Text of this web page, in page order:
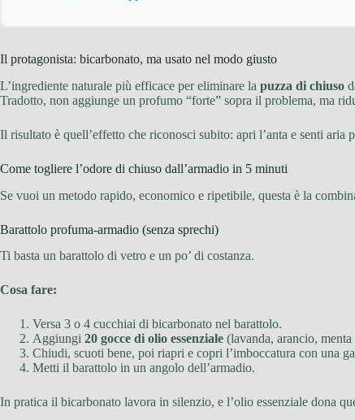
Il protagonista: bicarbonato, ma usato nel modo giusto
L’ingrediente naturale più efficace per eliminare la puzza di chiuso
Tradotto, non aggiunge un profumo “forte” sopra il problema, ma
Il risultato è quell’effetto che riconosci subito: apri l’anta e senti aria
Come togliere l’odore di chiuso dall’armadio in 5 minuti
Se vuoi un metodo rapido, economico e ripetibile, questa è la
Barattolo profuma-armadio (senza sprechi)
Ti basta un barattolo di vetro e un po’ di costanza.
Cosa fare:
Versa 3 o 4 cucchiai di bicarbonato nel barattolo.
Aggiungi 20 gocce di olio essenziale (lavanda, arancio,
Chiudi, scuoti bene, poi riapri e copri l’imboccatura con una
Metti il barattolo in un angolo dell’armadio.
In pratica il bicarbonato lavora in silenzio, e l’olio essenziale dona